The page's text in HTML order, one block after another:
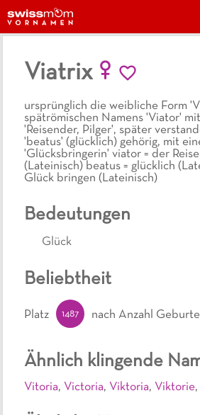
Viatrix
ursprünglich die weibliche Form
spätrömischen Namens 'Viator'
'Reisender, Pilger', später
'beatus' (glücklich) gehörig, mit
'Glücksbringerin' viator = der
(Lateinisch) beatus = glücklich
Glück bringen (Lateinisch)
Bedeutungen
Glück
Ähnlich klingende
Vitoria, Victoria, Viktoria, Viktorie,
Beliebtheit
Platz 1487 nach Anzahl